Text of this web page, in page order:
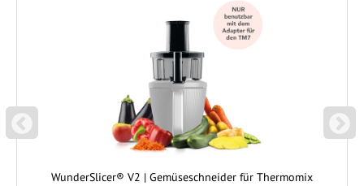
P
REVIOUS
WunderSlicer® V2 | Gemüseschneider für Thermomix
N
EXT